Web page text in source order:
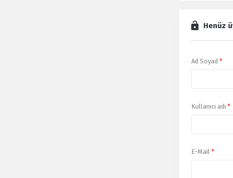
Henüz
Ad Soyad *
Kullanıcı adı *
E-Mail *